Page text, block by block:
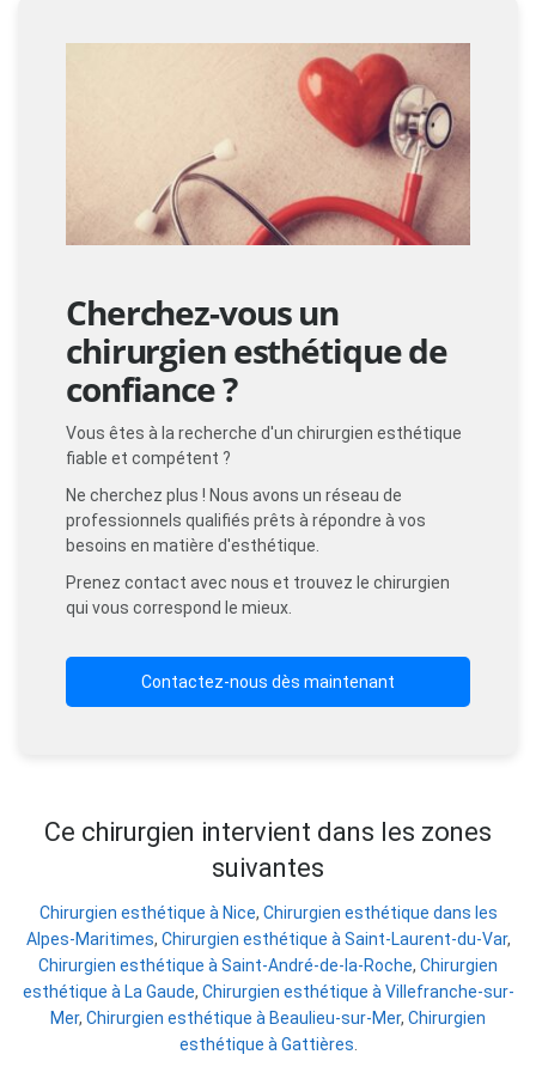
Cherchez-vous un
chirurgien esthétique de
confiance ?
Vous êtes à la recherche d'un chirurgien esthétique
fiable et compétent ?
Ne cherchez plus ! Nous avons un réseau de
professionnels qualifiés prêts à répondre à vos
besoins en matière d'esthétique.
Prenez contact avec nous et trouvez le chirurgien
qui vous correspond le mieux.
Contactez-nous dès maintenant
Ce chirurgien intervient dans les zones
suivantes
Chirurgien esthétique à Nice, Chirurgien esthétique dans les
Alpes-Maritimes, Chirurgien esthétique à Saint-Laurent-du-Var,
Chirurgien esthétique à Saint-André-de-la-Roche, Chirurgien
esthétique à La Gaude, Chirurgien esthétique à Villefranche-sur-
Mer, Chirurgien esthétique à Beaulieu-sur-Mer, Chirurgien
esthétique à Gattières.